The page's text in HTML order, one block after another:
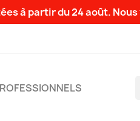
à partir du 24 août.